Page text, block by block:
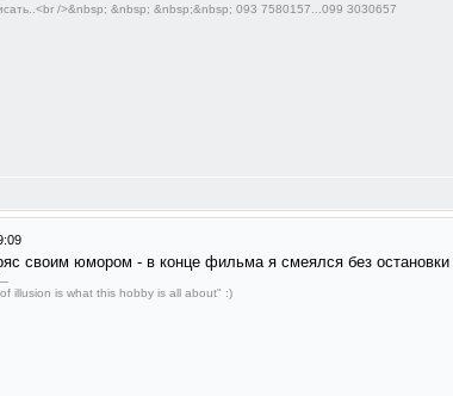
/>&nbsp; &nbsp; &nbsp;&nbsp; 093 7580157...099 3030657
своим юмором - в конце фильма я смеялся без остановки
illusion is what this hobby is all about" :)